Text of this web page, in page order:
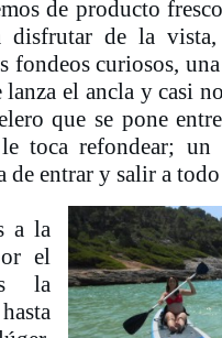
de producto
de la vista,
fondeos curiosos,
el ancla y casi
que se pone
toca refondear; un
de entrar y salir a
a la
el
la